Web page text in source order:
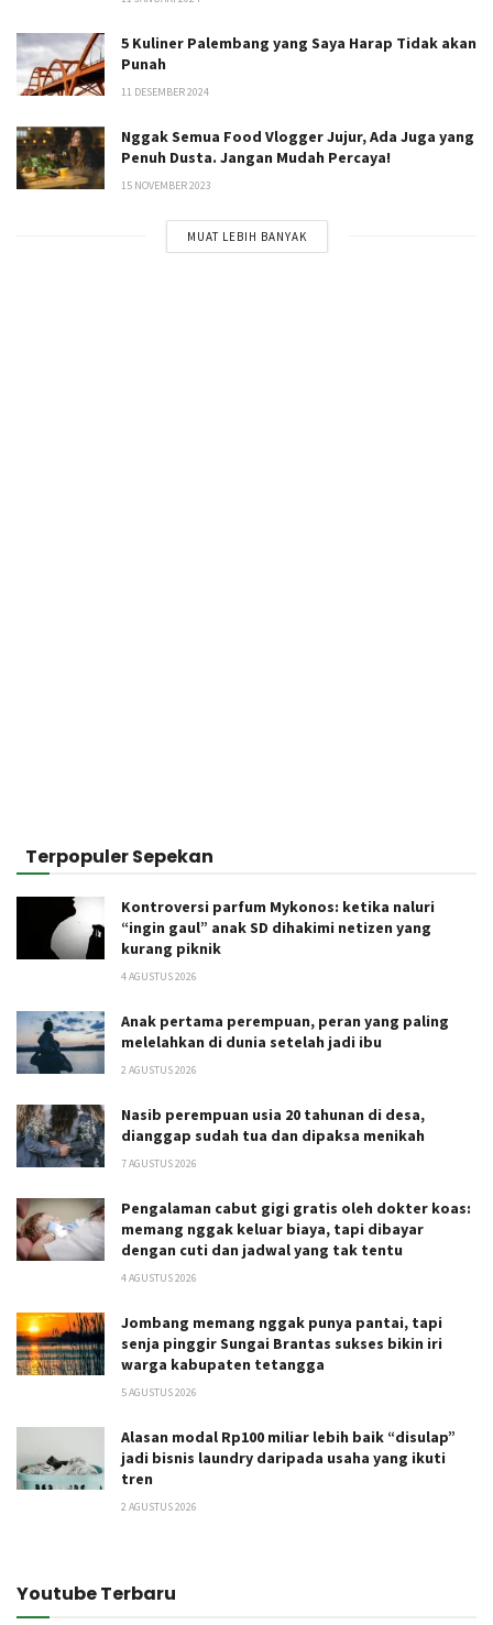
5 Kuliner Palembang yang Saya Harap Tidak akan
Punah
11 DESEMBER 2024
Nggak Semua Food Vlogger Jujur, Ada Juga yang
Penuh Dusta. Jangan Mudah Percaya!
15 NOVEMBER 2023
MUAT LEBIH BANYAK
Terpopuler Sepekan
Kontroversi parfum Mykonos: ketika naluri
“ingin gaul” anak SD dihakimi netizen yang
kurang piknik
4 AGUSTUS 2026
Anak pertama perempuan, peran yang paling
melelahkan di dunia setelah jadi ibu
2 AGUSTUS 2026
Nasib perempuan usia 20 tahunan di desa,
dianggap sudah tua dan dipaksa menikah
7 AGUSTUS 2026
Pengalaman cabut gigi gratis oleh dokter koas:
memang nggak keluar biaya, tapi dibayar
dengan cuti dan jadwal yang tak tentu
4 AGUSTUS 2026
Jombang memang nggak punya pantai, tapi
senja pinggir Sungai Brantas sukses bikin iri
warga kabupaten tetangga
5 AGUSTUS 2026
Alasan modal Rp100 miliar lebih baik “disulap”
jadi bisnis laundry daripada usaha yang ikuti
tren
2 AGUSTUS 2026
Youtube Terbaru